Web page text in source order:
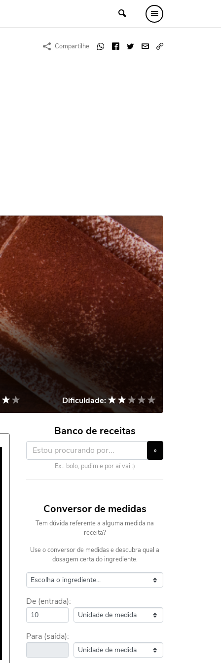
Compartilhe
Dificuldade:
Banco de receitas
»
Ex.: bolo, pudim e por aí vai :)
Conversor de medidas
Tem dúvida referente a alguma medida na
receita?
Use o conversor de medidas e descubra qual a
dosagem certa do ingrediente.
De (entrada):
Para (saída):